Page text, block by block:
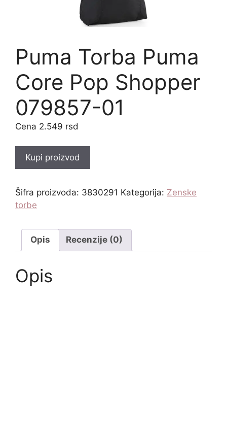
Puma Torba Puma
Core Pop Shopper
079857-01
2.549 rsd
Kupi proizvod
Šifra proizvoda: 3830291 Kategorija: Zenske
torbe
Opis Recenzije (0)
Opis